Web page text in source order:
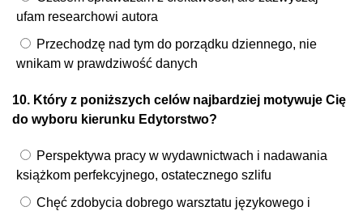
ufam researchowi autora
Przechodzę nad tym do porządku dziennego, nie
wnikam w prawdziwość danych
10. Który z poniższych celów najbardziej motywuje Cię
do wyboru kierunku Edytorstwo?
Perspektywa pracy w wydawnictwach i nadawania
książkom perfekcyjnego, ostatecznego szlifu
Chęć zdobycia dobrego warsztatu językowego i